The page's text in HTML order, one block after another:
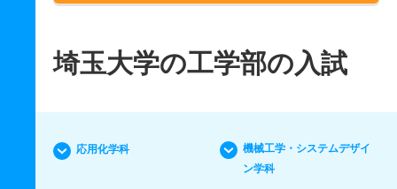
埼玉大学の工学部の入試
応用化学科
機械工学・システムデザイ
ン学科